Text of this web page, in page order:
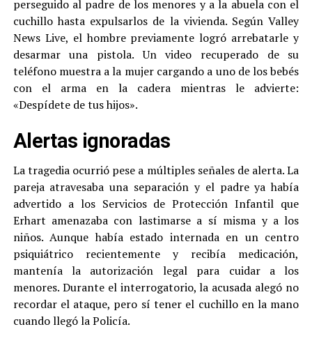
perseguido al padre de los menores y a la abuela con el
cuchillo hasta expulsarlos de la vivienda. Según Valley
News Live, el hombre previamente logró arrebatarle y
desarmar una pistola. Un video recuperado de su
teléfono muestra a la mujer cargando a uno de los bebés
con el arma en la cadera mientras le advierte:
«Despídete de tus hijos».
Alertas ignoradas
La tragedia ocurrió pese a múltiples señales de alerta. La
pareja atravesaba una separación y el padre ya había
advertido a los Servicios de Protección Infantil que
Erhart amenazaba con lastimarse a sí misma y a los
niños. Aunque había estado internada en un centro
psiquiátrico recientemente y recibía medicación,
mantenía la autorización legal para cuidar a los
menores. Durante el interrogatorio, la acusada alegó no
recordar el ataque, pero sí tener el cuchillo en la mano
cuando llegó la Policía.